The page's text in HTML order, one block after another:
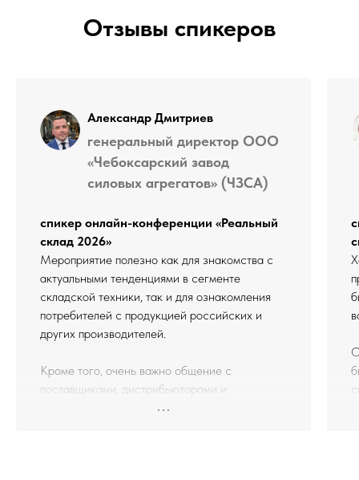
Отзывы спикеров
Александр Дмитриев
генеральный директор ООО
«Чебоксарский завод
силовых агрегатов» (ЧЗСА)
спикер онлайн-конференции «Реальный
склад 2026»
Мероприятие полезно как для знакомства с
актуальными тенденциями в сегменте
складской техники, так и для ознакомления
потребителей с продукцией российских и
других производителей.
Кроме того, очень важно общение с
поставщиками, дистрибьюторами и
пользователями складской техники в